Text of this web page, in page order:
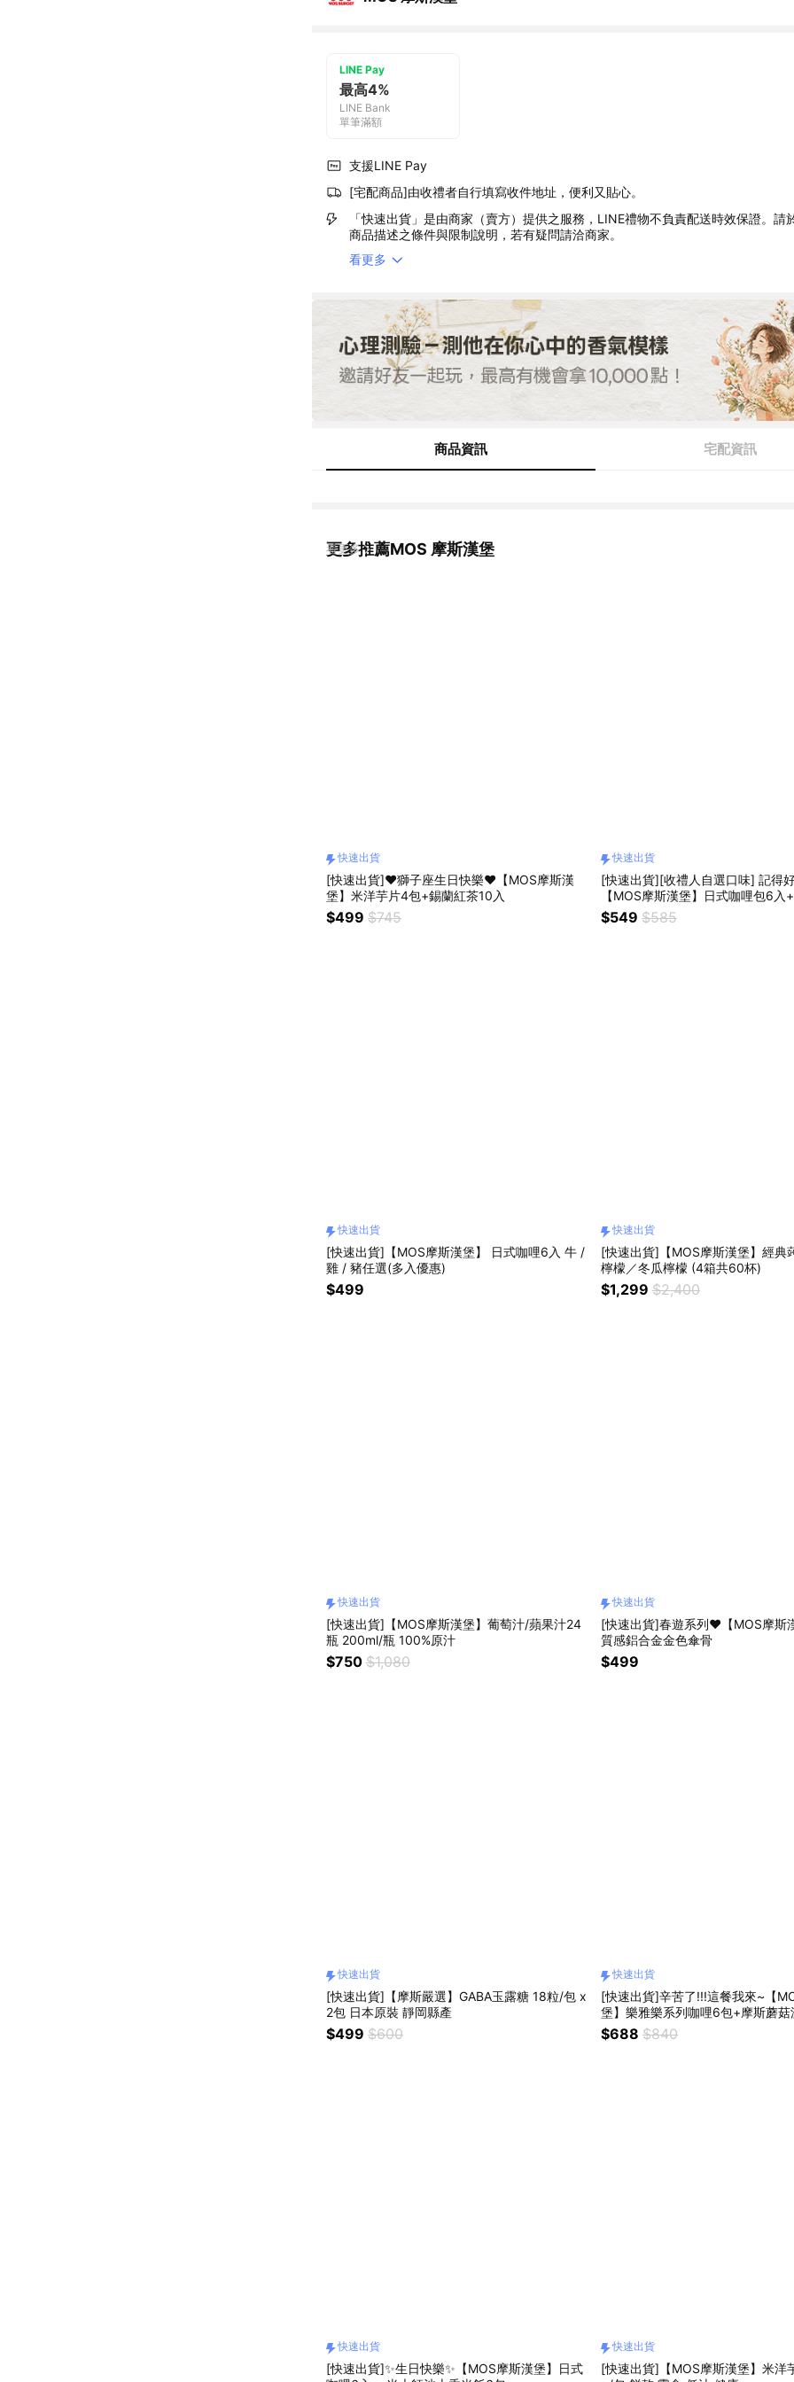
LINE Pay
最高4%
LINE Bank
單筆滿額
支援LINE Pay
[宅配商品]由收禮者自行填寫收件地址，便利又貼心。
「快速出貨」是由商家（賣方）提供之服務，LINE禮物不負責配送時效保證。請
商品描述之條件與限制說明，若有疑問請洽商家。
看更多
商品資訊 宅配資訊
更多推薦MOS 摩斯漢堡
看更多
快速出貨
[快速出貨]❤️獅子座生日快樂❤️【MOS摩斯漢
堡】米洋芋片4包+錫蘭紅茶10入
$499 $745
快速出貨
[快速出貨][收禮人自選口味] 記得
【MOS摩斯漢堡】日式咖哩包6入
禮物獨家贈：雙人提袋1入
$549 $585
快速出貨
[快速出貨]【MOS摩斯漢堡】 日式咖哩6入 牛 /
雞 / 豬任選(多入優惠)
$499
快速出貨
[快速出貨]【MOS摩斯漢堡】經典
檸檬／冬瓜檸檬 (4箱共60杯)
$1,299 $2,400
快速出貨
[快速出貨]【MOS摩斯漢堡】葡萄汁/蘋果汁24
瓶 200ml/瓶 100%原汁
$750 $1,080
快速出貨
[快速出貨]春遊系列❤️【MOS摩斯
質感鋁合金金色傘骨
$499
快速出貨
[快速出貨]【摩斯嚴選】GABA玉露糖 18粒/包 x
2包 日本原裝 靜岡縣產
$499 $600
快速出貨
[快速出貨]辛苦了!!!這餐我來~【
堡】樂雅樂系列咖哩6包+摩斯蘑菇
包
$688 $840
快速出貨
[快速出貨]✨生日快樂✨【MOS摩斯漢堡】日式
快速出貨
[快速出貨]【MOS摩斯漢堡】米洋